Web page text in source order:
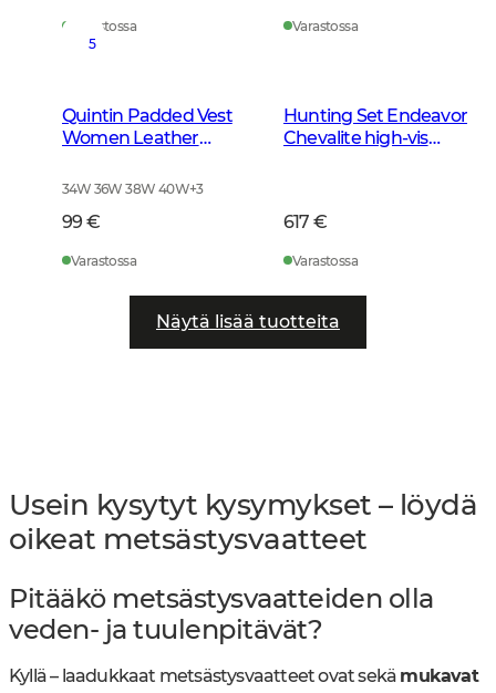
Varastossa
Varastossa
5
Quintin Padded Vest
Women Leather
34W 36W 38W 40W+3
99 €
Varastossa
Hunting Set Endeavor
Chevalite high-vis
617 €
Varastossa
Näytä lisää tuotteita
Usein kysytyt kysymykset – löydä
oikeat metsästysvaatteet
Pitääkö metsästysvaatteiden olla
veden- ja tuulenpitävät?
Kyllä – laadukkaat metsästysvaatteet ovat sekä mukavat